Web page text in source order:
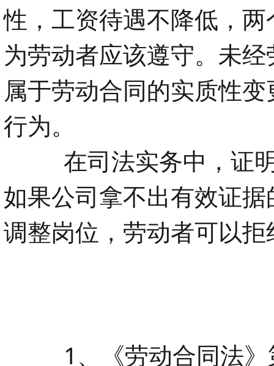
性，工资待遇不降低，
为劳动者应该遵守。未
属于劳动合同的实质性
行为。
在司法实务中，证
如果公司拿不出有效证
调整岗位，劳动者可以
1、《劳动合同法》